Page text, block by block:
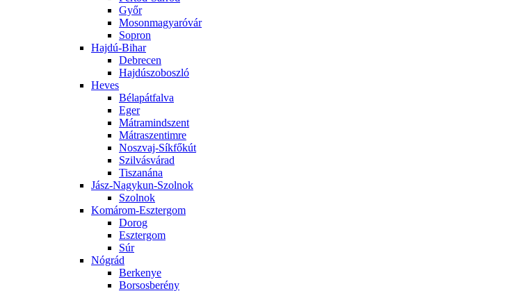
Győr
Mosonmagyaróvár
Sopron
Hajdú-Bihar
Debrecen
Hajdúszoboszló
Heves
Bélapátfalva
Eger
Mátramindszent
Mátraszentimre
Noszvaj-Síkfőkút
Szilvásvárad
Tiszanána
Jász-Nagykun-Szolnok
Szolnok
Komárom-Esztergom
Dorog
Esztergom
Súr
Nógrád
Berkenye
Borsosberény